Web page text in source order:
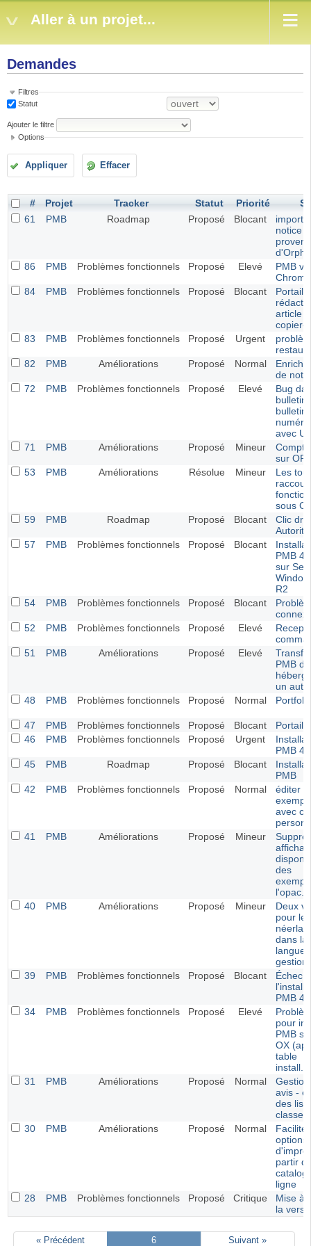
Aller à un projet...
Demandes
Filtres
Statut
Ajouter le filtre
Options
Appliquer Effacer
# Projet Tracker Statut Priorité
61
PMB Roadmap Proposé Blocant
import
notice
86
PMB Problèmes fonctionnels Proposé Elevé
PMB
Chrome
84
PMB Problèmes fonctionnels Proposé Blocant
Portail,
article
copier-
83
PMB Problèmes fonctionnels Proposé Urgent
82
PMB Améliorations Proposé Normal
de
72
PMB Problèmes fonctionnels Proposé Elevé
Bug
bulletins
avec
71
PMB Améliorations Proposé Mineur
sur
53
PMB Améliorations Résolue Mineur
Les
sous
59
PMB Roadmap Proposé Blocant
Clic
57
PMB Problèmes fonctionnels Proposé Blocant
PMB
sur
R2
54
PMB Problèmes fonctionnels Proposé Blocant
52
PMB Problèmes fonctionnels Proposé Elevé
51
PMB Améliorations Proposé Elevé
PMB
un
48
PMB Problèmes fonctionnels Proposé Normal Portfolio
47 PMB Problèmes fonctionnels Proposé Blocant
Portail
46
PMB Problèmes fonctionnels Proposé Urgent
PMB
45
PMB Roadmap Proposé Blocant
PMB
42
PMB Problèmes fonctionnels Proposé Normal
éditer
avec
41
PMB Améliorations Proposé Mineur
des
l'opac.
40
PMB Améliorations Proposé Mineur
Deux
pour le
dans la
langue
gestion
39
PMB Problèmes fonctionnels Proposé Blocant
Échec
PMB
34
PMB Problèmes fonctionnels Proposé Elevé
pour
PMB
OX
table
31
PMB Améliorations Proposé Normal
avis -
des
30
PMB Améliorations Proposé Normal
options
partir
ligne
28
PMB Problèmes fonctionnels Proposé Critique
Mise à
la
« Précédent 6 Suivant »